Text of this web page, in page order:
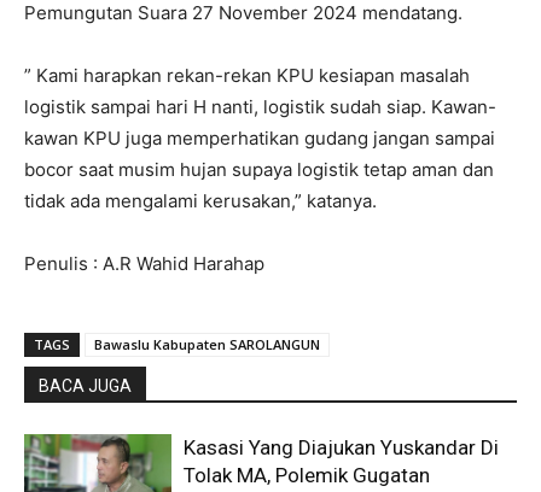
Pemungutan Suara 27 November 2024 mendatang.
” Kami harapkan rekan-rekan KPU kesiapan masalah
logistik sampai hari H nanti, logistik sudah siap. Kawan-
kawan KPU juga memperhatikan gudang jangan sampai
bocor saat musim hujan supaya logistik tetap aman dan
tidak ada mengalami kerusakan,” katanya.
Penulis : A.R Wahid Harahap
TAGS Bawaslu Kabupaten SAROLANGUN
BACA JUGA
Kasasi Yang Diajukan Yuskandar Di
Tolak MA, Polemik Gugatan